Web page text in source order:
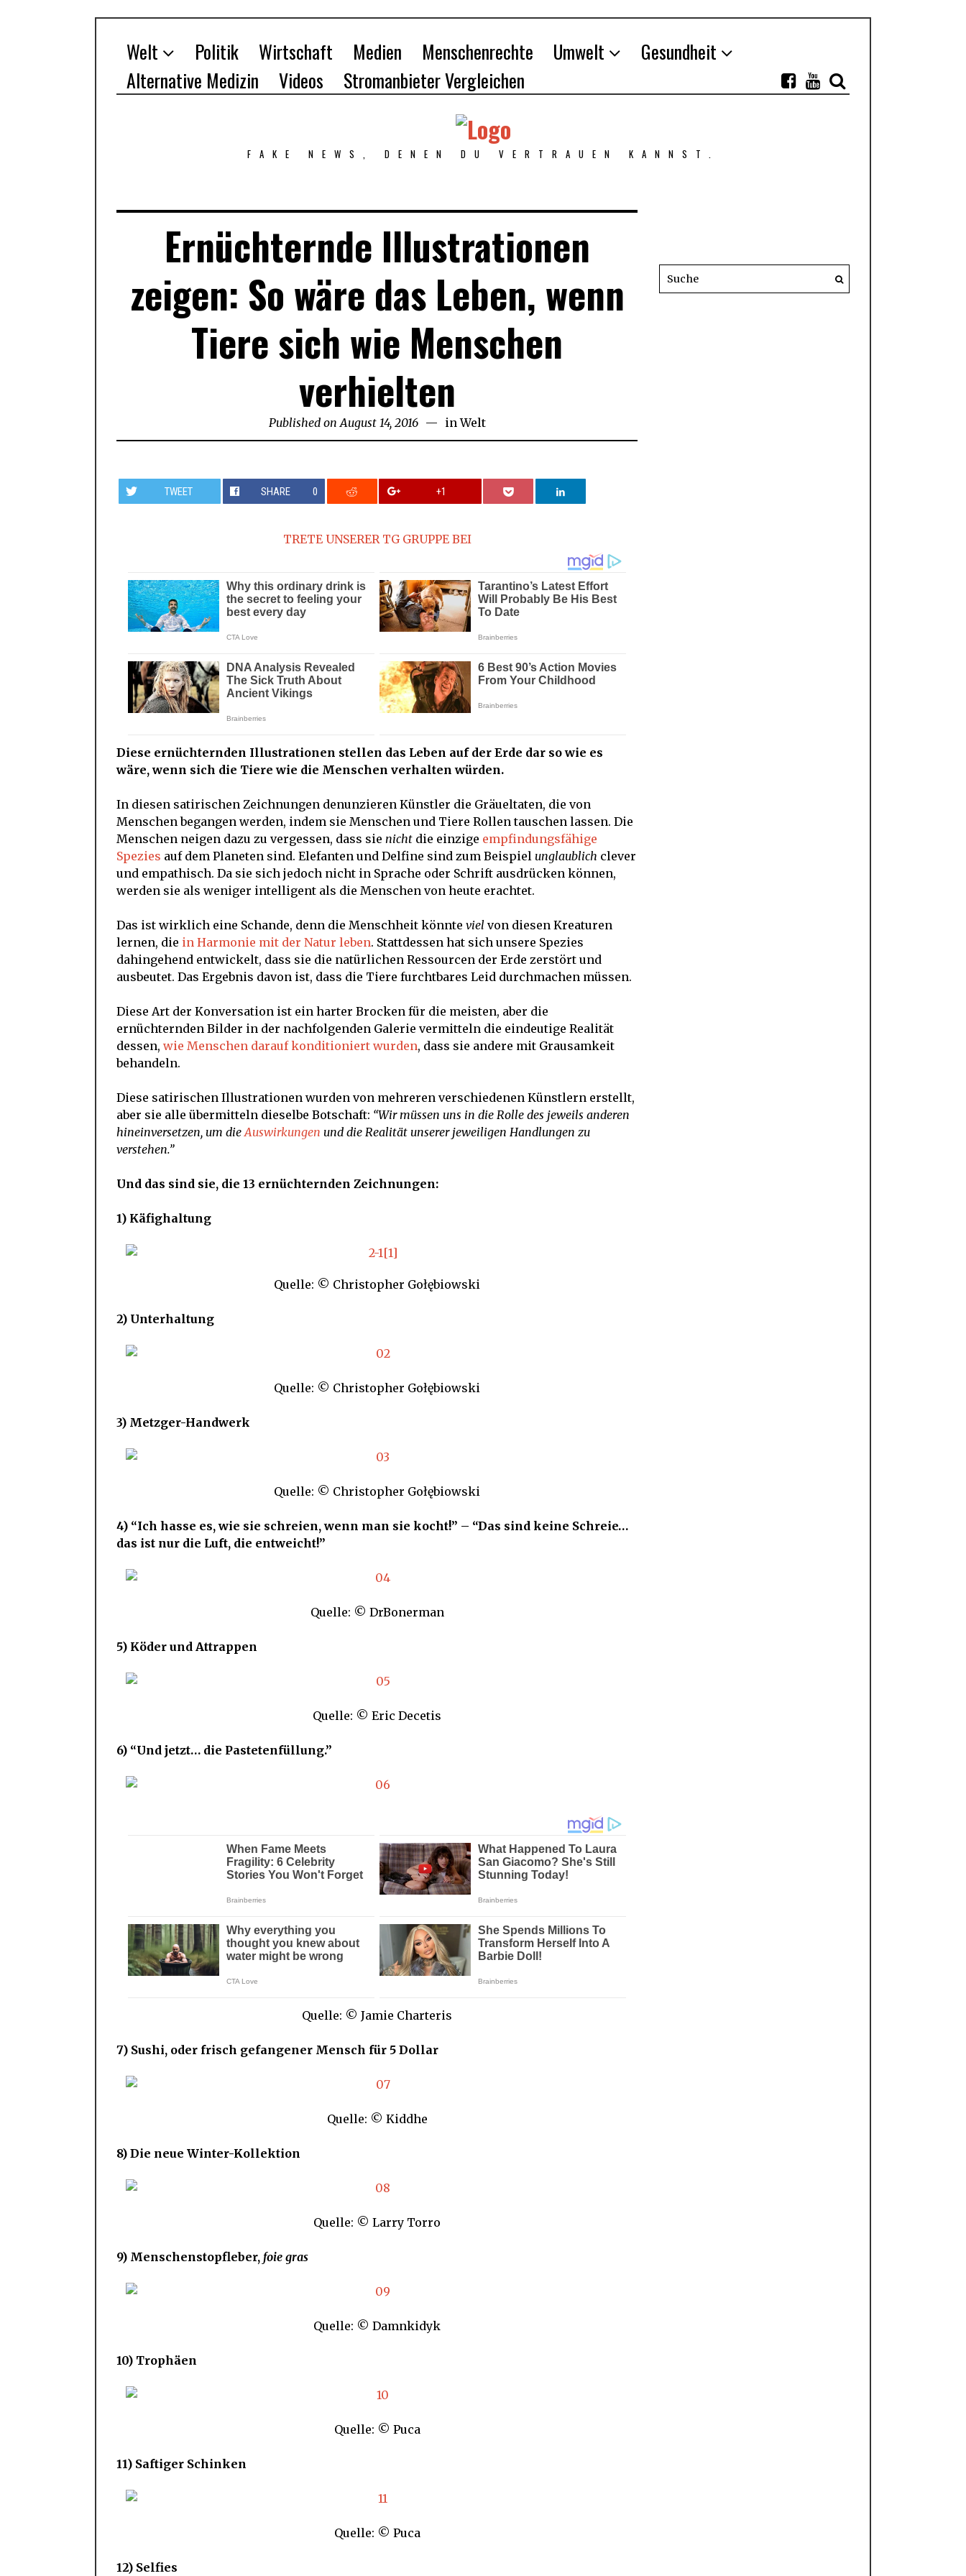
Welt Politik Wirtschaft Medien Menschenrechte Umwelt
Gesundheit
Alternative Medizin
Videos Stromanbieter Vergleichen
FAKE NEWS, DENEN DU VERTRAUEN KANNST.
Ernüchternde Illustrationen
zeigen: So wäre das Leben, wenn
Tiere sich wie Menschen
verhielten
Published on August 14, 2016August
14,
in Welt
TWEET SHARE 0 +1
TRETE UNSERER TG GRUPPE BEI
Diese ernüchternden Illustrationen stellen das Leben auf der Erde dar so wie es
wäre, wenn sich die Tiere wie die Menschen verhalten würden.
In diesen satirischen Zeichnungen denunzieren Künstler die Gräueltaten, die von
Menschen begangen werden, indem sie Menschen und Tiere Rollen tauschen lassen. Die
Menschen neigen dazu zu vergessen, dass sie nicht die einzige empfindungsfähige
Spezies auf dem Planeten sind. Elefanten und Delfine sind zum Beispiel unglaublich clever
und empathisch. Da sie sich jedoch nicht in Sprache oder Schrift ausdrücken können,
werden sie als weniger intelligent als die Menschen von heute erachtet.
Das ist wirklich eine Schande, denn die Menschheit könnte viel von diesen Kreaturen
lernen, die in Harmonie mit der Natur leben. Stattdessen hat sich unsere Spezies
dahingehend entwickelt, dass sie die natürlichen Ressourcen der Erde zerstört und
ausbeutet. Das Ergebnis davon ist, dass die Tiere furchtbares Leid durchmachen müssen.
Diese Art der Konversation ist ein harter Brocken für die meisten, aber die
ernüchternden Bilder in der nachfolgenden Galerie vermitteln die eindeutige Realität
dessen, wie Menschen darauf konditioniert wurden, dass sie andere mit Grausamkeit
behandeln.
Diese satirischen Illustrationen wurden von mehreren verschiedenen Künstlern erstellt,
aber sie alle übermitteln dieselbe Botschaft: “Wir müssen uns in die Rolle des jeweils anderen
hineinversetzen, um dieAuswirkungen und die Realität unserer jeweiligen Handlungen zu
verstehen.”
Und das sind sie, die 13 ernüchternden Zeichnungen:
1) Käfighaltung
Quelle: © Christopher Gołębiowski
2) Unterhaltung
Quelle: © Christopher Gołębiowski
3) Metzger-Handwerk
Quelle: © Christopher Gołębiowski
4) “Ich hasse es, wie sie schreien, wenn man sie kocht!” – “Das sind keine Schreie…
das ist nur die Luft, die entweicht!”
Quelle: © DrBonerman
5) Köder und Attrappen
Quelle: © Eric Decetis
6) “Und jetzt… die Pastetenfüllung.”
Quelle: © Jamie Charteris
7) Sushi, oder frisch gefangener Mensch für 5 Dollar
Quelle: © Kiddhe
8) Die neue Winter-Kollektion
Quelle: © Larry Torro
9) Menschenstopfleber, foie gras
Quelle: © Damnkidyk
10) Trophäen
Quelle: © Puca
11) Saftiger Schinken
Quelle: © Puca
12) Selfies